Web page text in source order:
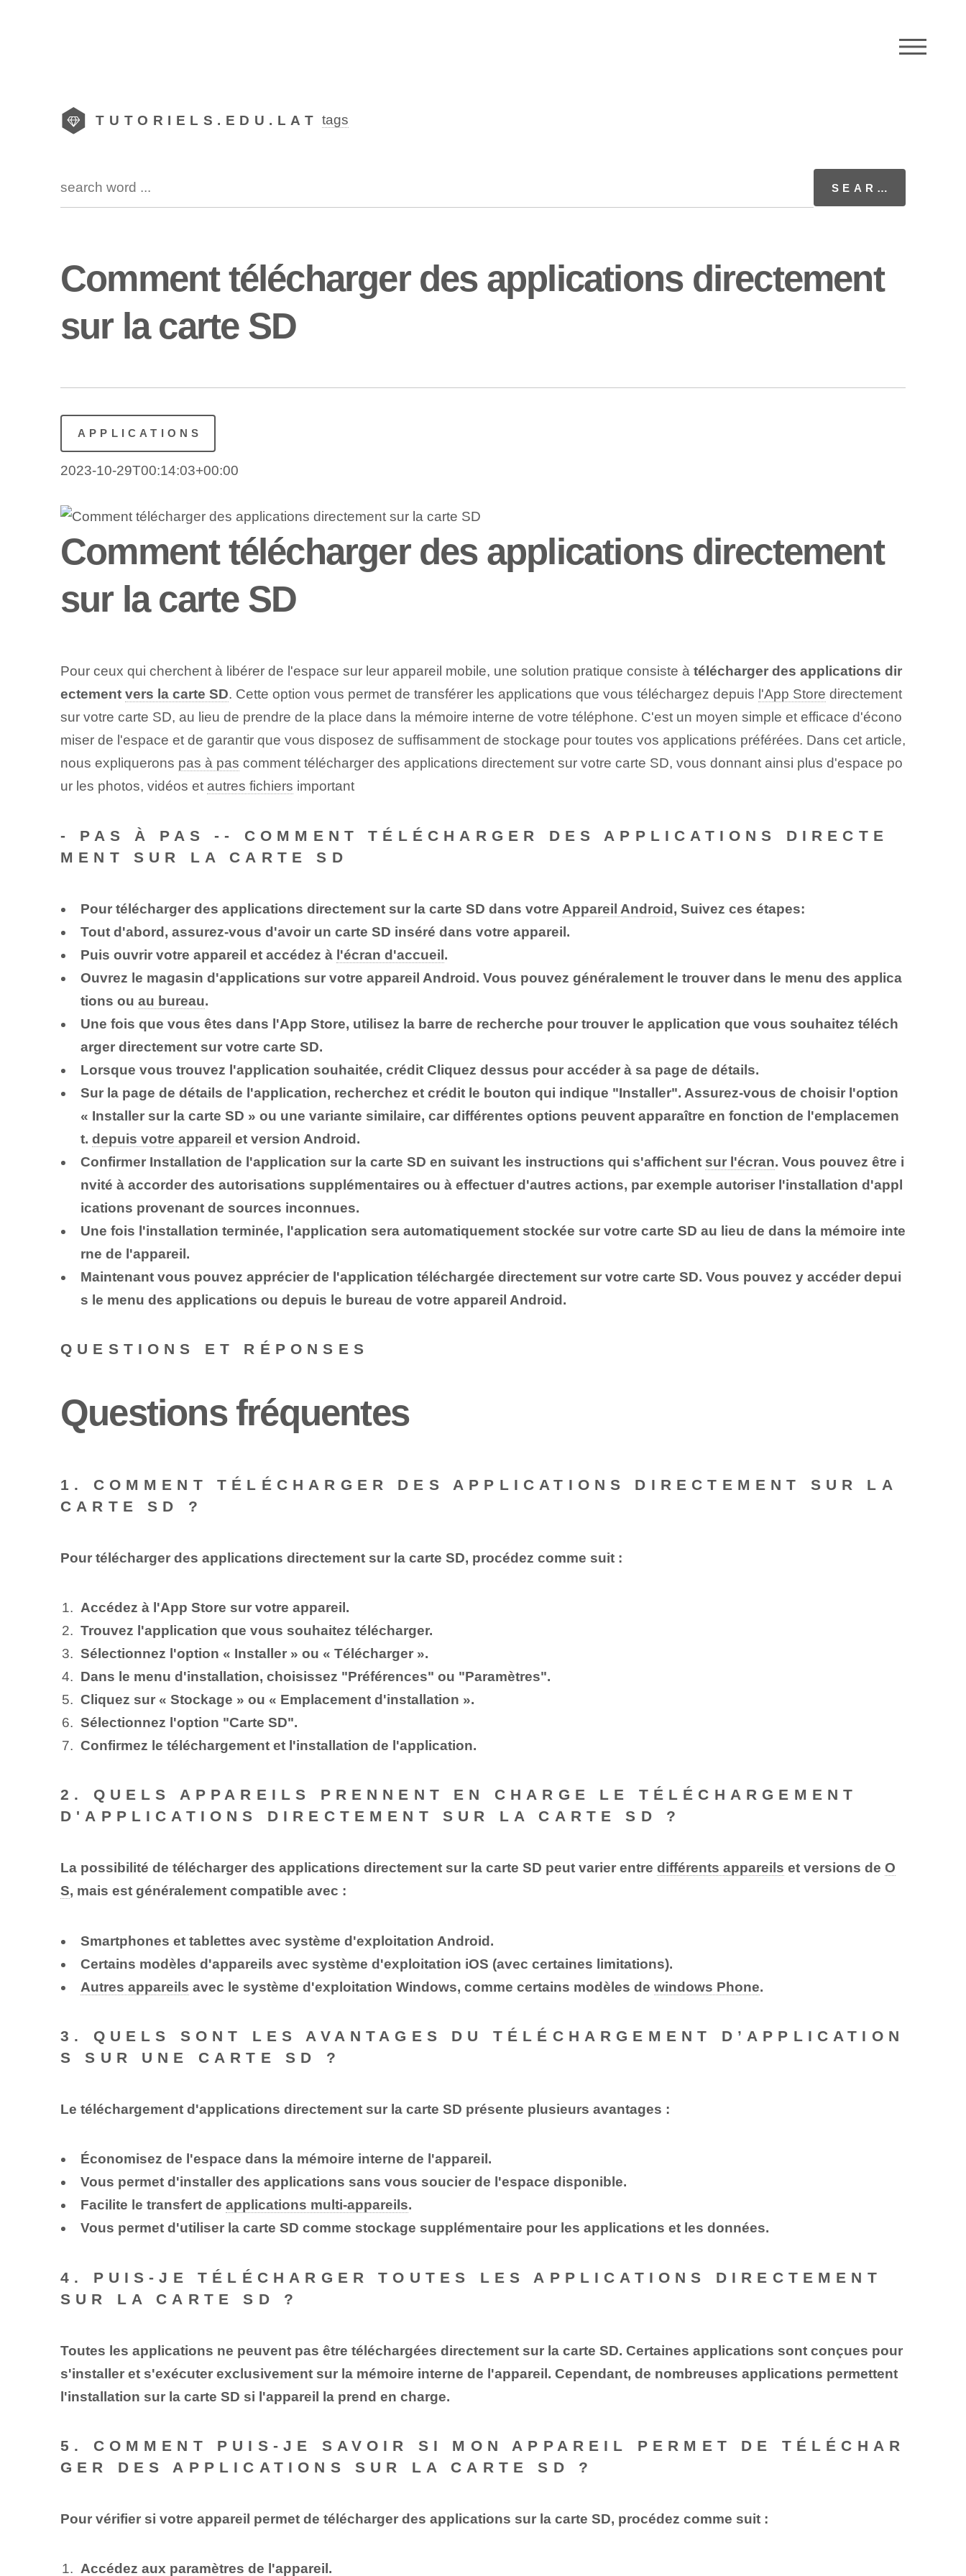
TUTORIELS.EDU.LAT tags
Comment télécharger des applications directement
sur la carte SD
APPLICATIONS
2023-10-29T00:14:03+00:00
Comment télécharger des applications directement
sur la carte SD
Pour ceux qui cherchent à libérer de l'espace sur leur appareil mobile, une solution pratique consiste à télécharger des applications dir
ectement vers la carte SD. Cette option vous permet de transférer les applications que vous téléchargez depuis l'App Store directement
sur votre carte SD, au lieu de prendre de la place dans la mémoire interne de votre téléphone. C'est un moyen simple et efficace d'écono
miser de l'espace et de garantir que vous disposez de suffisamment de stockage pour toutes vos applications préférées. Dans cet article,
nous expliquerons pas à pas comment télécharger des applications directement sur votre carte SD, vous donnant ainsi plus d'espace po
ur les photos, vidéos et autres fichiers important
- PAS À PAS -- COMMENT TÉLÉCHARGER DES APPLICATIONS DIRECTE
MENT SUR LA CARTE SD
Pour télécharger des applications directement sur la carte SD dans votre Appareil Android, Suivez ces étapes:
Tout d'abord, assurez-vous d'avoir un carte SD inséré dans votre appareil.
Puis ouvrirvotre appareil et accédez à l'écran d'accueil.
Ouvrez le magasin d'applications sur votre appareil Android. Vous pouvez généralement le trouver dans le menu des applica
tions ou au bureau.
Une fois que vous êtes dans l'App Store, utilisez la barre de recherche pour trouver le application que vous souhaitez téléch
arger directement sur votre carte SD.
Lorsque vous trouvez l'application souhaitée, créditCliquez dessus pour accéder à sa page de détails.
Sur la page de détails de l'application, recherchez et créditle bouton qui indique "Installer". Assurez-vous de choisir l'option
« Installer sur la carte SD » ou une variante similaire, car différentes options peuvent apparaître en fonction de l'emplacemen
t. depuis votre appareil et version Android.
ConfirmerInstallation de l'application sur la carte SD en suivant les instructions qui s'affichent sur l'écran. Vous pouvez être i
nvité à accorder des autorisations supplémentaires ou à effectuer d'autres actions, par exemple autoriser l'installation d'appl
ications provenant de sources inconnues.
Une fois l'installation terminée, l'application sera automatiquement stockée sur votre carte SD au lieu de dans la mémoire inte
rne de l'appareil.
Maintenant vous pouvez apprécierde l'application téléchargée directement sur votre carte SD. Vous pouvez y accéder depui
s le menu des applications ou depuis le bureau de votre appareil Android.
QUESTIONS ET RÉPONSES
Questions fréquentes
1. COMMENT TÉLÉCHARGER DES APPLICATIONS DIRECTEMENT SUR LA
CARTE SD ?
Pour télécharger des applications directement sur la carte SD, procédez comme suit :
Accédez à l'App Store sur votre appareil.
Trouvez l'application que vous souhaitez télécharger.
Sélectionnez l'option « Installer » ou « Télécharger ».
Dans le menu d'installation, choisissez "Préférences" ou "Paramètres".
Cliquez sur « Stockage » ou « Emplacement d'installation ».
Sélectionnez l'option "Carte SD".
Confirmez le téléchargement et l'installation de l'application.
2. QUELS APPAREILS PRENNENT EN CHARGE LE TÉLÉCHARGEMENT
D'APPLICATIONS DIRECTEMENT SUR LA CARTE SD ?
La possibilité de télécharger des applications directement sur la carte SD peut varier entre différents appareils et versions de O
S, mais est généralement compatible avec :
Smartphones et tablettes avec système d'exploitation Android.
Certains modèles d'appareils avec système d'exploitation iOS (avec certaines limitations).
Autres appareils avec le système d'exploitation Windows, comme certains modèles de windows Phone.
3. QUELS SONT LES AVANTAGES DU TÉLÉCHARGEMENT D’APPLICATION
S SUR UNE CARTE SD ?
Le téléchargement d'applications directement sur la carte SD présente plusieurs avantages :
Économisez de l'espace dans la mémoire interne de l'appareil.
Vous permet d'installer des applications sans vous soucier de l'espace disponible.
Facilite le transfert de applications multi-appareils.
Vous permet d'utiliser la carte SD comme stockage supplémentaire pour les applications et les données.
4. PUIS-JE TÉLÉCHARGER TOUTES LES APPLICATIONS DIRECTEMENT
SUR LA CARTE SD ?
Toutes les applications ne peuvent pas être téléchargées directement sur la carte SD. Certaines applications sont conçues pour
s'installer et s'exécuter exclusivement sur la mémoire interne de l'appareil. Cependant, de nombreuses applications permettent
l'installation sur la carte SD si l'appareil la prend en charge.
5. COMMENT PUIS-JE SAVOIR SI MON APPAREIL PERMET DE TÉLÉCHAR
GER DES APPLICATIONS SUR LA CARTE SD ?
Pour vérifier si votre appareil permet de télécharger des applications sur la carte SD, procédez comme suit :
Accédez aux paramètres de l'appareil.